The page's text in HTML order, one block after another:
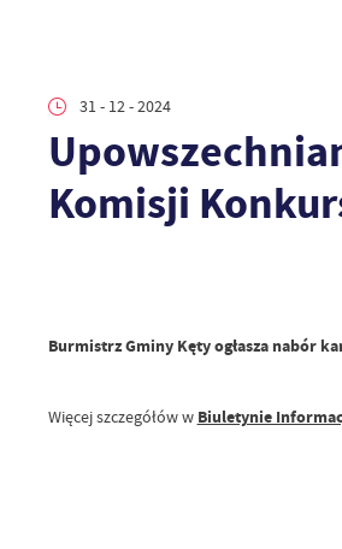
31 - 12 - 2024
Komisji
Burmistrz Gminy Kęty ogłasza nabór
Więcej szczegółów w Biuletynie